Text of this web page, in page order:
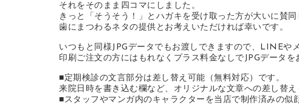
それをそのまま四コマにしました。
きっと「そうそう！」とハガキを受け取った方が大いに賛同
歯にまつわるネタの提供とお考えいただければ幸いです。
いつもと同様JPGデータでもお渡しできますので、LINEや
印刷ご注文の方にはもれなくプラス料金なしでJPGデータを
■定期検診の文言部分は差し替え可能（無料対応）です。
来院日時を書き込む欄など、オリジナルな文章への差し替え
■スタッフやマンガ内のキャラクターを当店で制作済みの似